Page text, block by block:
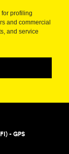
profiling
and commercial
and service
- GPS